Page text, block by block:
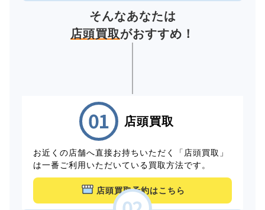
そんなあなたは
店頭買取がおすすめ！
店頭買取
お近くの店舗へ直接お持ちいただく「店頭買取」
は一番ご利用いただいている買取方法です。
店頭買取予約はこちら